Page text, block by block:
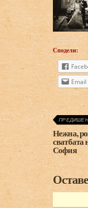
Сподели:
Email
ПРЕДИШЕН
Нежна,
сватбата
София